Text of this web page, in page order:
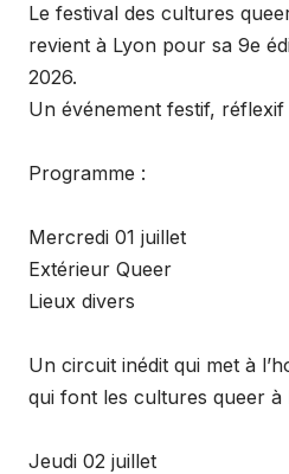
Le festival des cultures
revient à Lyon pour sa 9e
2026.
Un événement festif, réflexif
Programme :
Mercredi 01 juillet
Extérieur Queer
Lieux divers
Un circuit inédit qui met à
qui font les cultures queer à
Jeudi 02 juillet